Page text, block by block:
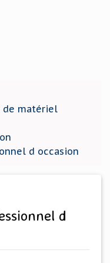
de matériel
d occasion